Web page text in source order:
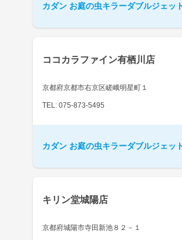
カダン お庭の虫キラーダブルジェッ
ココカラファイン有栖川店
京都府京都市右京区嵯峨明星町１
TEL: 075-873-5495
カダン お庭の虫キラーダブルジェッ
キリン堂城陽店
京都府城陽市寺田新池８２－１